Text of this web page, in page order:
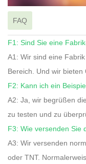
FAQ
F1: Sind Sie eine
A1: Wir sind eine
Bereich. Und wir bieten
F2: Kann ich ein
A2: Ja, wir begrüßen
zu testen und zu
F3: Wie versenden Sie
A3: Wir versenden
oder TNT.